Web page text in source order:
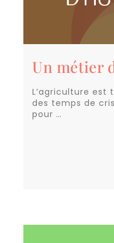
Un métier
L’agriculture est
des temps de
pour …